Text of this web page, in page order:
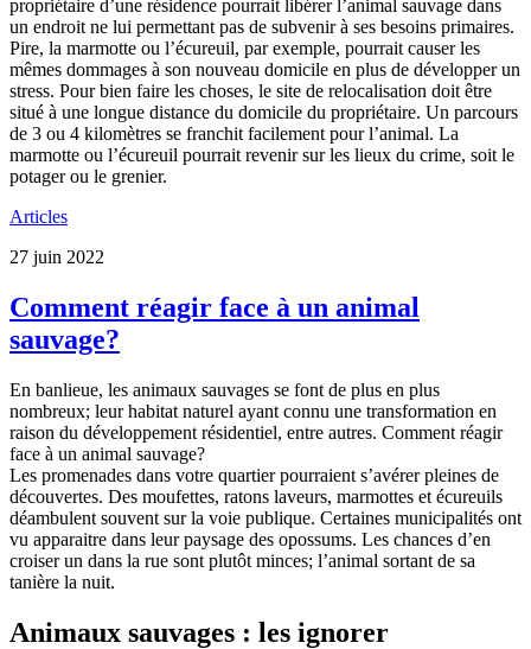
propriétaire d’une résidence pourrait libérer l’animal sauvage dans
un endroit ne lui permettant pas de subvenir à ses besoins primaires.
Pire, la marmotte ou l’écureuil, par exemple, pourrait causer les
mêmes dommages à son nouveau domicile en plus de développer un
stress. Pour bien faire les choses, le site de relocalisation doit être
situé à une longue distance du domicile du propriétaire. Un parcours
de 3 ou 4 kilomètres se franchit facilement pour l’animal. La
marmotte ou l’écureuil pourrait revenir sur les lieux du crime, soit le
potager ou le grenier.
Articles
27 juin 2022
Comment réagir face à un animal
sauvage?
En banlieue, les animaux sauvages se font de plus en plus
nombreux; leur habitat naturel ayant connu une transformation en
raison du développement résidentiel, entre autres. Comment réagir
face à un animal sauvage?
Les promenades dans votre quartier pourraient s’avérer pleines de
découvertes. Des moufettes, ratons laveurs, marmottes et écureuils
déambulent souvent sur la voie publique. Certaines municipalités ont
vu apparaitre dans leur paysage des opossums. Les chances d’en
croiser un dans la rue sont plutôt minces; l’animal sortant de sa
tanière la nuit.
Animaux sauvages : les ignorer